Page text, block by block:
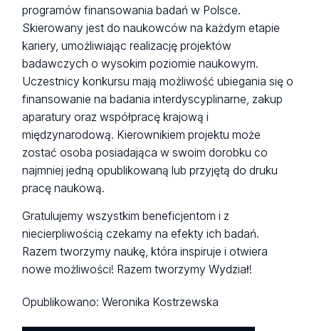
programów finansowania badań w Polsce.
Skierowany jest do naukowców na każdym etapie
kariery, umożliwiając realizację projektów
badawczych o wysokim poziomie naukowym.
Uczestnicy konkursu mają możliwość ubiegania się o
finansowanie na badania interdyscyplinarne, zakup
aparatury oraz współpracę krajową i
międzynarodową. Kierownikiem projektu może
zostać osoba posiadająca w swoim dorobku co
najmniej jedną opublikowaną lub przyjętą do druku
pracę naukową.
Gratulujemy wszystkim beneficjentom i z
niecierpliwością czekamy na efekty ich badań.
Razem tworzymy naukę, która inspiruje i otwiera
nowe możliwości! Razem tworzymy Wydział!
Opublikowano:Weronika Kostrzewska